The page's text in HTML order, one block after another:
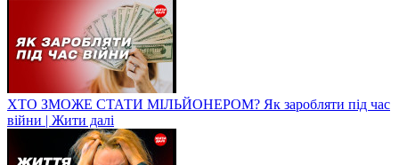
ХТО ЗМОЖЕ СТАТИ МІЛЬЙОНЕРОМ? Як заробляти під час
війни | Жити далі